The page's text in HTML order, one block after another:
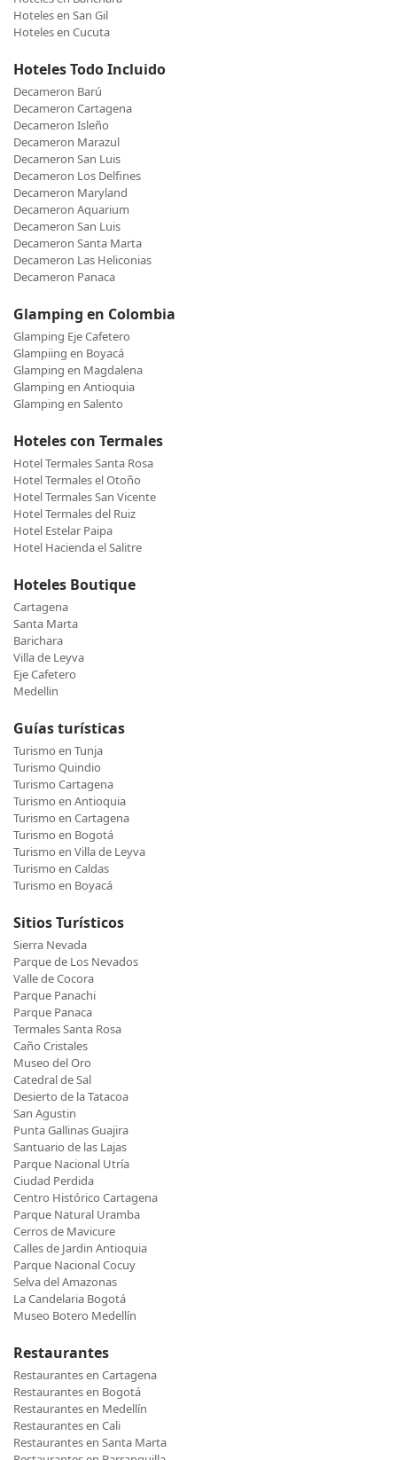
Hoteles en San Gil
Hoteles en Cucuta
Hoteles Todo Incluido
Decameron Barú
Decameron Cartagena
Decameron Isleño
Decameron Marazul
Decameron San Luis
Decameron Los Delfines
Decameron Maryland
Decameron Aquarium
Decameron San Luis
Decameron Santa Marta
Decameron Las Heliconias
Decameron Panaca
Glamping en Colombia
Glamping Eje Cafetero
Glampiing en Boyacá
Glamping en Magdalena
Glamping en Antioquia
Glamping en Salento
Hoteles con Termales
Hotel Termales Santa Rosa
Hotel Termales el Otoño
Hotel Termales San Vicente
Hotel Termales del Ruiz
Hotel Estelar Paipa
Hotel Hacienda el Salitre
Hoteles Boutique
Cartagena
Santa Marta
Barichara
Villa de Leyva
Eje Cafetero
Medellin
Guías turísticas
Turismo en Tunja
Turismo Quindio
Turismo Cartagena
Turismo en Antioquia
Turismo en Cartagena
Turismo en Bogotá
Turismo en Villa de Leyva
Turismo en Caldas
Turismo en Boyacá
Sitios Turísticos
Sierra Nevada
Parque de Los Nevados
Valle de Cocora
Parque Panachi
Parque Panaca
Termales Santa Rosa
Caño Cristales
Museo del Oro
Catedral de Sal
Desierto de la Tatacoa
San Agustin
Punta Gallinas Guajira
Santuario de las Lajas
Parque Nacional Utría
Ciudad Perdida
Centro Histórico Cartagena
Parque Natural Uramba
Cerros de Mavicure
Calles de Jardin Antioquia
Parque Nacional Cocuy
Selva del Amazonas
La Candelaria Bogotá
Museo Botero Medellín
Restaurantes
Restaurantes en Cartagena
Restaurantes en Bogotá
Restaurantes en Medellín
Restaurantes en Cali
Restaurantes en Santa Marta